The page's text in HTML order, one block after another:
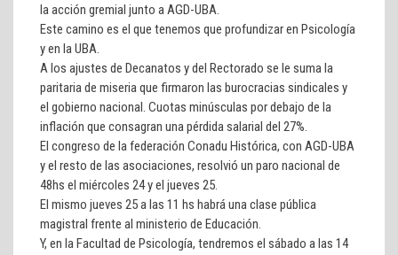
la acción gremial junto a AGD-UBA.
Este camino es el que tenemos que profundizar en Psicología
y en la UBA.
A los ajustes de Decanatos y del Rectorado se le suma la
paritaria de miseria que firmaron las burocracias sindicales y
el gobierno nacional. Cuotas minúsculas por debajo de la
inflación que consagran una pérdida salarial del 27%.
El congreso de la federación Conadu Histórica, con AGD-UBA
y el resto de las asociaciones, resolvió un paro nacional de
48hs el miércoles 24 y el jueves 25.
El mismo jueves 25 a las 11 hs habrá una clase pública
magistral frente al ministerio de Educación.
Y, en la Facultad de Psicología, tendremos el sábado a las 14